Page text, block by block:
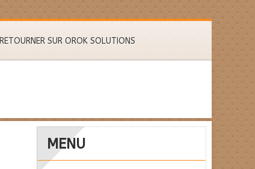
RETOURNER SUR OROK SOLUTIONS
MENU